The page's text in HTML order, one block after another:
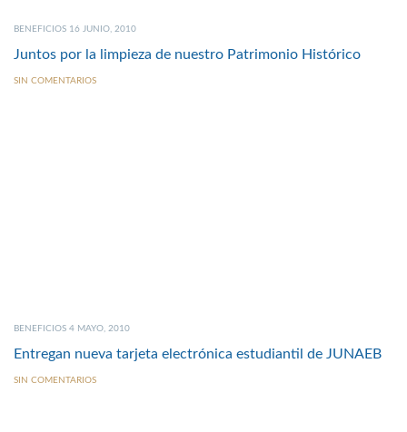
BENEFICIOS 16 JUNIO, 2010
Juntos por la limpieza de nuestro Patrimonio Histórico
SIN COMENTARIOS
BENEFICIOS 4 MAYO, 2010
Entregan nueva tarjeta electrónica estudiantil de JUNAEB
SIN COMENTARIOS